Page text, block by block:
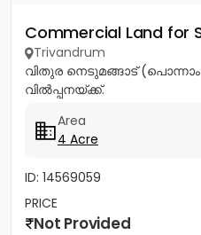
Commercial Land for
Trivandrum
വിതുര നെടുമങ്ങാട്
വിൽപ്പനയ്ക്ക്.
Area
4 Acre
ID: 14569059
PRICE
Not Provided